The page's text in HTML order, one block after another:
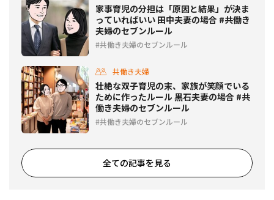
家事育児の分担は「原因と結果」が決ま
っていればいい 田中夫妻の場合 #共働き
夫婦のセブンルール
共働き夫婦のセブンルール
共働き夫婦
壮絶な双子育児の末、家族が笑顔でいる
ために作ったルール 黒石夫妻の場合 #共
働き夫婦のセブンルール
共働き夫婦のセブンルール
全ての記事を見る